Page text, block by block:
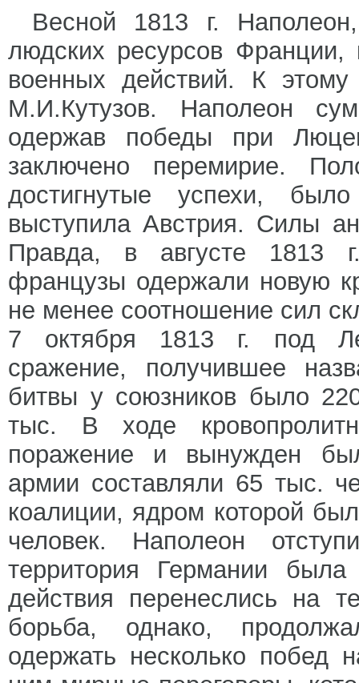
Весной 1813 г.
людских ресурсов
военных действий. К
М.И.Кутузов. Наполеон
одержав победы при
заключено перемирие.
достигнутые успехи,
выступила Австрия. Силы
Правда, в августе 1813
французы одержали новую
не менее соотношение сил
7 октября 1813 г. под
сражение, получившее
битвы у союзников было
тыс. В ходе
поражение и вынужден
армии составляли 65 тыс.
коалиции, ядром которой
человек. Наполеон
территория Германии
действия перенеслись на
борьба, однако,
одержать несколько побед